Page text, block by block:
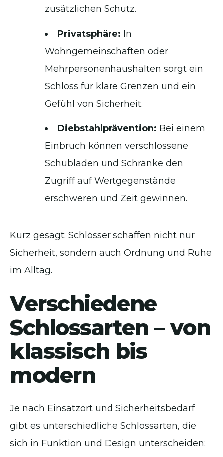
zusätzlichen Schutz.
Privatsphäre: In
Wohngemeinschaften oder
Mehrpersonenhaushalten sorgt ein
Schloss für klare Grenzen und ein
Gefühl von Sicherheit.
Diebstahlprävention: Bei einem
Einbruch können verschlossene
Schubladen und Schränke den
Zugriff auf Wertgegenstände
erschweren und Zeit gewinnen.
Kurz gesagt: Schlösser schaffen nicht nur
Sicherheit, sondern auch Ordnung und Ruhe
im Alltag.
Verschiedene
Schlossarten – von
klassisch bis
modern
Je nach Einsatzort und Sicherheitsbedarf
gibt es unterschiedliche Schlossarten, die
sich in Funktion und Design unterscheiden: